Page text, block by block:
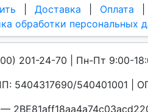
Доставка Оплата
обработки персональных
201-24-70 | Пн-Пт 9:00-
540401001 |